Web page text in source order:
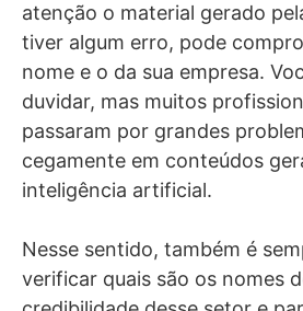
atenção o material gerado
tiver algum erro, pode
nome e o da sua empresa.
duvidar, mas muitos
passaram por grandes
cegamente em conteúdos
inteligência artificial.
Nesse sentido, também é
verificar quais são os nomes